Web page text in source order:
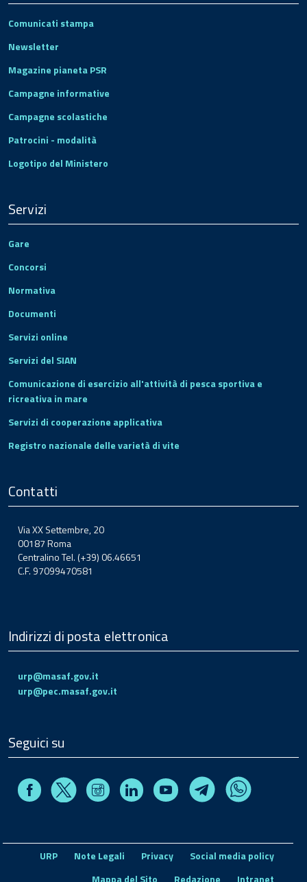
Comunicati stampa
Newsletter
Magazine pianeta PSR
Campagne informative
Campagne scolastiche
Patrocini - modalità
Logotipo del Ministero
Servizi
Gare
Concorsi
Normativa
Documenti
Servizi online
Servizi del SIAN
Comunicazione di esercizio all'attività di pesca sportiva e
ricreativa in mare
Servizi di cooperazione applicativa
Registro nazionale delle varietà di vite
Contatti
Via XX Settembre, 20
00187 Roma
Centralino Tel. (+39) 06.46651
C.F. 97099470581
Indirizzi di posta elettronica
urp@masaf.gov.it
urp@pec.masaf.gov.it
Seguici su
FacebookX InstagramLinkedin Youtube TelegramWhatsapp
URP Note Legali Privacy
Social media policy
Mappa del Sito
Redazione Intranet